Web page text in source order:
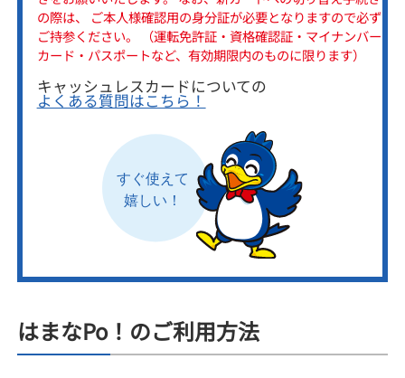
の際は、 ご本人様確認用の身分証が必要となりますので必ず
ご持参ください。 （運転免許証・資格確認証・マイナンバー
カード・パスポートなど、有効期限内のものに限ります）
キャッシュレスカードについての
よくある質問はこちら！
はまなPo！のご利用方法